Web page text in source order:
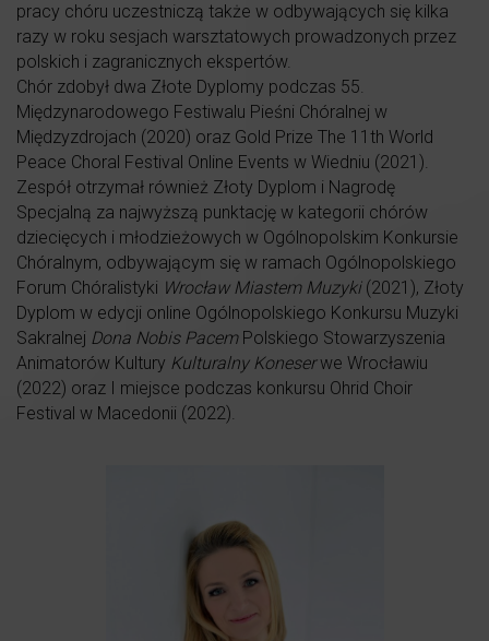
pracy chóru uczestniczą także w odbywających się kilka
razy w roku sesjach warsztatowych prowadzonych przez
polskich i zagranicznych ekspertów.
Chór zdobył dwa Złote Dyplomy podczas 55.
Międzynarodowego Festiwalu Pieśni Chóralnej w
Międzyzdrojach (2020) oraz Gold Prize The 11th World
Peace Choral Festival Online Events w Wiedniu (2021).
Zespół otrzymał również Złoty Dyplom i Nagrodę
Specjalną za najwyższą punktację w kategorii chórów
dziecięcych i młodzieżowych w Ogólnopolskim Konkursie
Chóralnym, odbywającym się w ramach Ogólnopolskiego
Forum Chóralistyki Wrocław Miastem Muzyki(2021), Złoty
Dyplom w edycji online Ogólnopolskiego Konkursu Muzyki
Sakralnej Dona Nobis PacemPolskiego Stowarzyszenia
Animatorów Kultury Kulturalny Koneserwe Wrocławiu
(2022) oraz I miejsce podczas konkursu Ohrid Choir
Festival w Macedonii (2022).